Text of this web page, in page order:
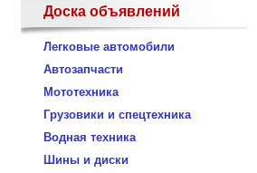
Доска объявлений
Легковые автомобили
Автозапчасти
Мототехника
Грузовики и спецтехника
Водная техника
Шины и диски